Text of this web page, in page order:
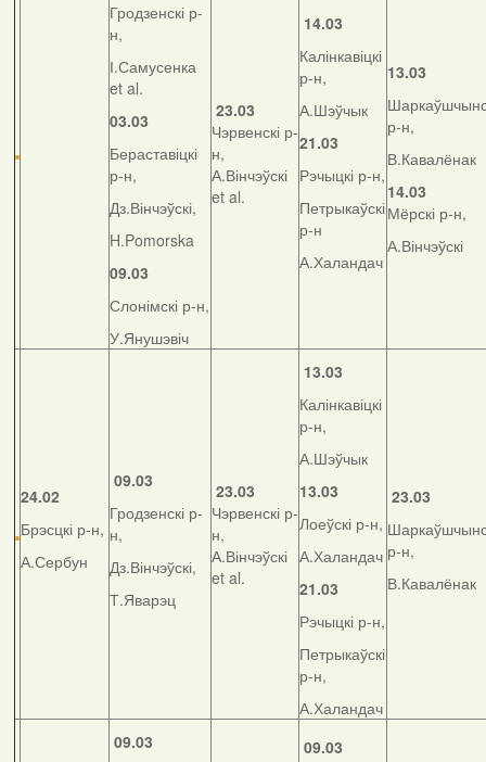
Гродзенскі р-
н,
І.Самусенка
et al.
03.03
Бераставіцкі
р-н,
Дз.Вінчэўскі,
H.Pomorska
09.03
Слонімскі р-н,
У.Янушэвіч
23.03
Чэрвенскі р-
н,
А.Вінчэўскі
et al.
14.03
Калінкавіцкі
р-н,
А.Шэўчык
21.03
Рэчыцкі р-н,
Петрыкаўскі
р-н
А.Халандач
13.03
р-н,
В.Кавалёнак
14.03
Мёрскі р-н,
А.Вінчэўскі
24.02
Брэсцкі р-н,
А.Сербун
09.03
Гродзенскі р-
н,
Дз.Вінчэўскі,
Т.Яварэц
23.03
Чэрвенскі р-
н,
А.Вінчэўскі
et al.
13.03
Калінкавіцкі
р-н,
А.Шэўчык
13.03
Лоеўскі р-н,
А.Халандач
21.03
Рэчыцкі р-н,
Петрыкаўскі
р-н,
А.Халандач
23.03
р-н,
В.Кавалёнак
09.03
09.03